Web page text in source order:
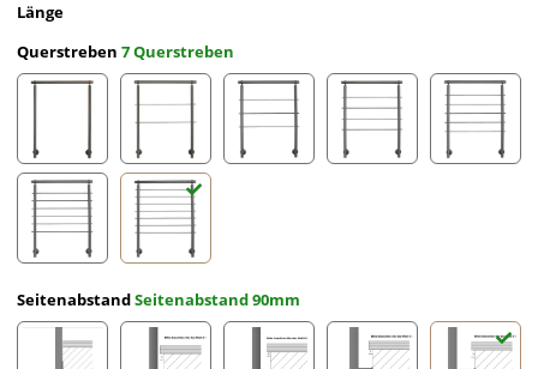
Länge
Querstreben 7 Querstreben
ohne Querstreben2 Querstreben
SeitenabstandSeitenabstand 90mm